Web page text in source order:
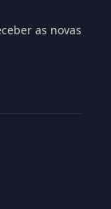
as novas